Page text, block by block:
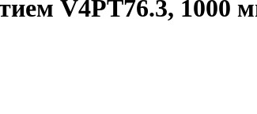
V4PT76.3, 1000